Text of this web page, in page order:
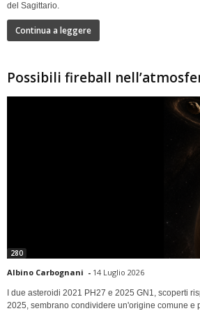
del Sagittario.
Continua a leggere
Possibili fireball
280
Albino Carbognani - 14 Luglio 2026
I due asteroidi 2021 PH27 e 2025 GN1, scoperti
2025, sembrano condividere un'origine comune e